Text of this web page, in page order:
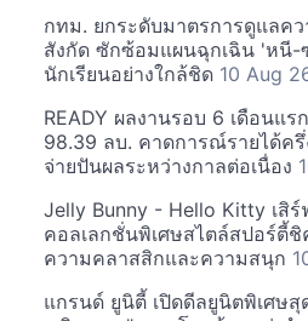
กทม. ยกระดับมาตรการดูแลค
สังกัด ซักซ้อมแผนฉุกเฉิน 'หนี
นักเรียนอย่างใกล้ชิด 10 Aug
READY ผลงานรอบ 6 เดือนแ
98.39 ลบ. คาดการณ์รายได้ค
จ่ายปันผลระหว่างกาลต่อเนื่อง
Jelly Bunny - Hello Kitty เสิ
คอลเลกชั่นพิเศษสไตล์สปอร์ตี้
ความคลาสสิกและความสนุก
แกรนด์ ยูนิตี้ เปิดดีลยูนิตพิเศษสุ